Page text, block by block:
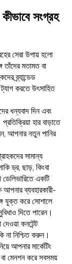
সংগ্রহ
সেরা উপায় হলো
তাঁদের মতামত বা
ব্র্যান্ডেড
করতে উৎসাহিত
ধন্যবাদ দিন এবং
হার বাড়াতে
আপনার নতুন পানির
সামান্য
ড্র, ছাড়, কিংবা
ডেলিভারিতে একটি
ব্যবহারকারী-
যুক্ত করে সোশালে
দিতে পারেন।
কনটেন্ট
নিশ্চিত করুন।
আপনার মার্কেটিং
বা মেনশন করে সবসময়